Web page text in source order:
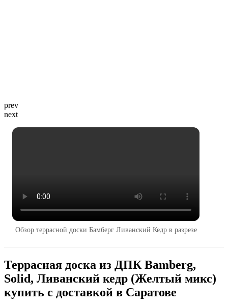
prev
next
Обзор террасной доски Бамберг Ливанский Кедр в разрезе
Террасная доска из ДПК Bamberg,
Solid, Ливанский кедр (Желтый микс)
купить с доставкой в Саратове